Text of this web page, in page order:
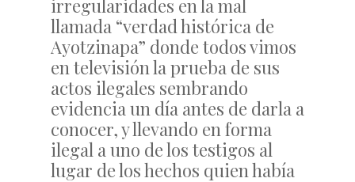
irregularidades en la mal
llamada “verdad histórica de
Ayotzinapa” donde todos vimos
en televisión la prueba de sus
actos ilegales sembrando
evidencia un día antes de darla a
conocer, y llevando en forma
ilegal a uno de los testigos al
lugar de los hechos quien había